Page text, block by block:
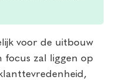
voor de uitbouw
focus zal liggen op